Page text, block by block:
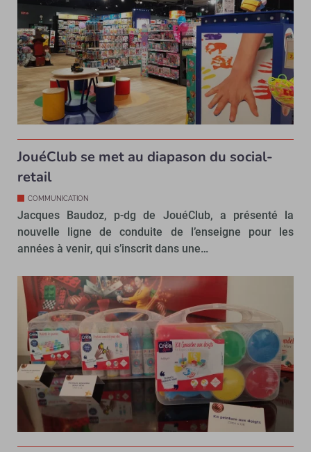
JouéClub se met au diapason du social-
retail
COMMUNICATION
Jacques Baudoz, p-dg de JouéClub, a présenté la
nouvelle ligne de conduite de l’enseigne pour les
années à venir, qui s’inscrit dans une…